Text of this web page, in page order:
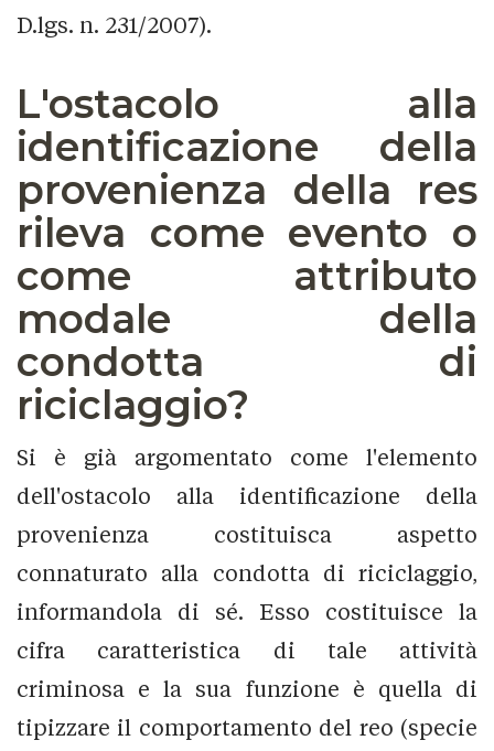
D.lgs. n. 231/2007).
L'ostacolo alla
identificazione della
provenienza della res
rileva come evento o
come attributo
modale della
condotta di
riciclaggio?
Si è già argomentato come l'elemento
dell'ostacolo alla identificazione della
provenienza costituisca aspetto
connaturato alla condotta di riciclaggio,
informandola di sé. Esso costituisce la
cifra caratteristica di tale attività
criminosa e la sua funzione è quella di
tipizzare il comportamento del reo (specie